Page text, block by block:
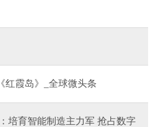
红霞岛》_全球微头条
培育智能制造主力军 抢占数字